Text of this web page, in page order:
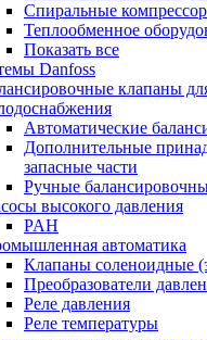
Спиральные
Теплообменное
Показать все
Danfoss
клапаны
Автоматические
Дополнительные
запасные части
Ручные
высокого давления
PAH
автоматика
Клапаны соленоидные
Преобразователи
Реле давления
Реле температуры